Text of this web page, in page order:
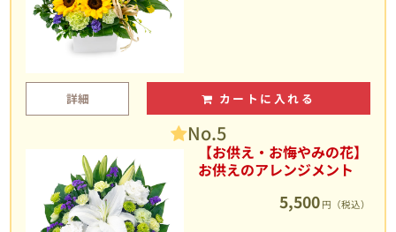
詳細 カートに入れる
No.5
【お供え・お悔やみの花】
お供えのアレンジメント
5,500 円（税込）